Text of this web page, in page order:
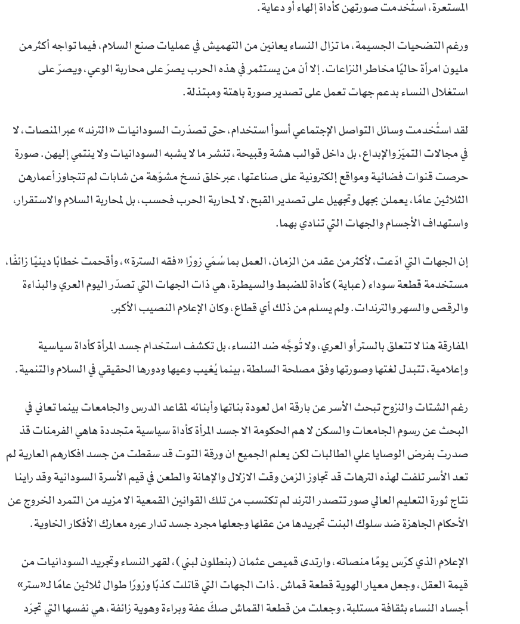
المستعرة، استُخدمت صورتهن كأداة إلهاء أو دعاية.
ورغم التضحيات الجسيمة، ما تزال النساء يعانين من التهميش في عمليات صنع السلام، فيما تواجه أكثر من
مليون امرأة حاليًا مخاطر النزاعات. إلا أن من يستثمر في هذه الحرب يصرّ على محاربة الوعي، ويصرّ على
استغلال النساء بدعم جهات تعمل على تصدير صورة باهتة ومبتذلة.
لقد استُخدمت وسائل التواصل الإجتماعي أسوأ استخدام، حتى تصدّرت السودانيات «الترند» عبر المنصات، لا
في مجالات التميّز والإبداع، بل داخل قوالب هشة وقبيحة، تنشر ما لا يشبه السودانيات ولا ينتمي إليهن. صورة
حرصت قنوات فضائية ومواقع إلكترونية على صناعتها، عبر خلق نسخ مشوّهة من شابات لم تتجاوز أعمارهن
الثلاثين عامًا، يعملن بجهل وتجهيل على تصدير القبح، لا لمحاربة الحرب فحسب، بل لمحاربة السلام والاستقرار،
واستهداف الأجسام والجهات التي تنادي بهما.
إن الجهات التي ادّعت، لأكثر من عقد من الزمان، العمل بما سُمّي زورًا «فقه السترة»، وأقحمت خطابًا دينيًا زائفًا،
مستخدمة قطعة سوداء (عباية) كأداة للضبط والسيطرة، هي ذات الجهات التي تصدّر اليوم العري والبذاءة
والرقص والسهر والترندات. ولم يسلم من ذلك أي قطاع، وكان الإعلام النصيب الأكبر.
المفارقة هنا لا تتعلق بالستر أو العري، ولا تُوجَّه ضد النساء، بل تكشف استخدام جسد المرأة كأداة سياسية
وإعلامية، تتبدل لغتها وصورتها وفق مصلحة السلطة، بينما يُغيب وعيها ودورها الحقيقي في السلام والتنمية.
رغم الشتات والنزوح تبحث الأسر عن بارقة امل لعودة بناتها وأبنائه لمقاعد الدرس والجامعات بينما تعاني في
البحث عن رسوم الجامعات والسكن لا هم الحكومة الا جسد المرأة كأداة سياسية متجددة هاهي الفرمنات قذ
صدرت بفرض الوصايا علي الطالبات لكن يعلم الجميع ان ورقة التوت قد سقطت من جسد افكارهم العارية لم
تعد الأسر تلفت لهذه الترهات قد تجاوز الزمن وقت الازلال والإهانة والطعن في قيم الأسرة السودانية وقد راينا
نتاج ثورة التعليم العالي صور تتصدر الترند لم تكتسب من تلك القوانين القمعية الا مزيد من التمرد الخروج عن
الأحكام الجاهزة ضد سلوك البنت تجريدها من عقلها وجعلها مجرد جسد تدار عبره معارك الأفكار الخاوية.
الإعلام الذي كرّس يومًا منصاته، وارتدى قميص عثمان (بنطلون لبني)، لقهر النساء وتجريد السودانيات من
قيمة العقل، وجعل معيار الهوية قطعة قماش. ذات الجهات التي قاتلت كذبًا وزورًا طوال ثلاثين عامًا لـ«ستر»
أجساد النساء بثقافة مستلبة، وجعلت من قطعة القماش صكّ عفة وبراءة وهوية زائفة، هي نفسها التي تجرّد